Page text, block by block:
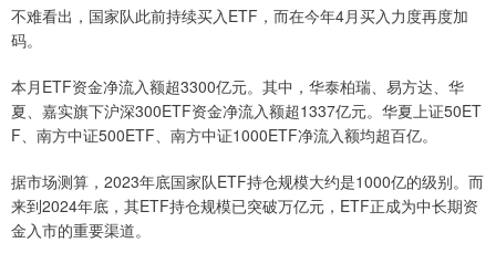
不难看出，国家队此前持续买入ETF，而在今年4月买入力度再度加
码。
本月ETF资金净流入额超3300亿元。其中，华泰柏瑞、易方达、华
夏、嘉实旗下沪深300ETF资金净流入额超1337亿元。华夏上证50ET
F、南方中证500ETF、南方中证1000ETF净流入额均超百亿。
据市场测算，2023年底国家队ETF持仓规模大约是1000亿的级别。而
来到2024年底，其ETF持仓规模已突破万亿元，ETF正成为中长期资
金入市的重要渠道。